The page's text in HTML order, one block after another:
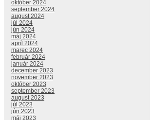
október 2024
september 2024
august 2024
júl 2024
jún 2024
máj 2024
apríl 2024
marec 2024
február 2024
január 2024
december 2023
november 2023
október 2023
september 2023
august 2023
júl 2023
jún 2023
máj 2023